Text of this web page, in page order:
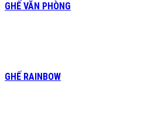
GHẾ VĂN PHÒNG
GHẾ RAINBOW